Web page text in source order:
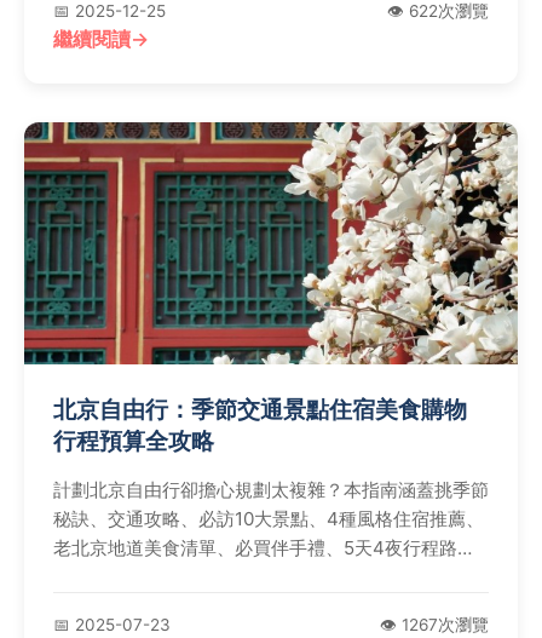
📅 2025-12-25 👁️ 622次瀏覽
繼續閱讀
北京自由行：季節交通景點住宿美食購物
行程預算全攻略
計劃北京自由行卻擔心規劃太複雜？本指南涵蓋挑季節
秘訣、交通攻略、必訪10大景點、4種風格住宿推薦、
老北京地道美食清單、必買伴手禮、5天4夜行程路
📅 2025-07-23 👁️ 1267次瀏覽